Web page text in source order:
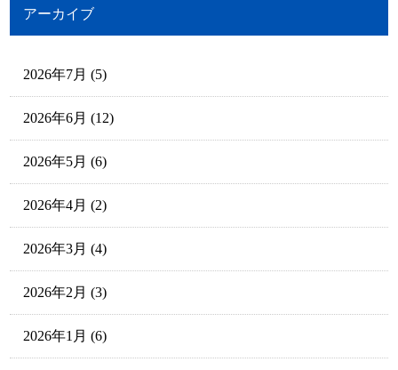
アーカイブ
2026年7月 (5)
2026年6月 (12)
2026年5月 (6)
2026年4月 (2)
2026年3月 (4)
2026年2月 (3)
2026年1月 (6)